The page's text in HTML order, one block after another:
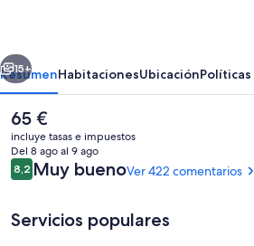
Siguiente
15+
ResumenHabitacionesUbicaciónPolíticas
El
precio
actual
es
de
65 €
incluye tasas e impuestos
Del 8 ago al 9 ago
Comentarios
8,28,2 de 10
Muy buenoVer 422 comentarios
Servicios populares